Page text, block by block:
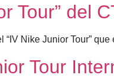
Tour” del
Nike Junior Tour”
Tour